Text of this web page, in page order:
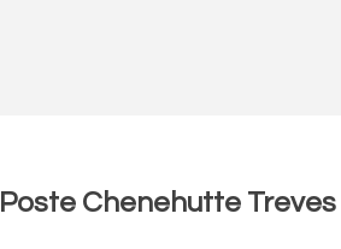
Chenehutte Treves